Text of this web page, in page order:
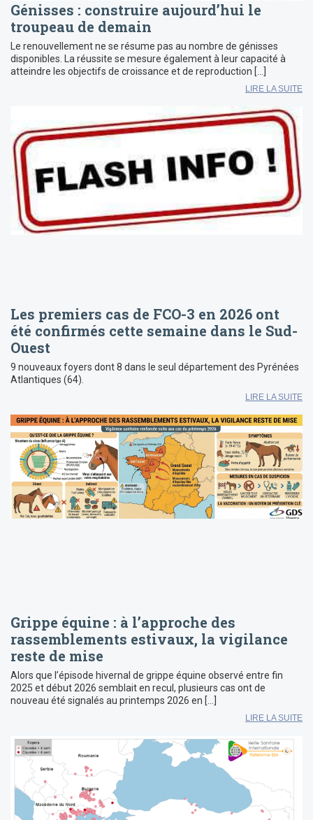
Génisses : construire aujourd’hui le
troupeau de demain
Le renouvellement ne se résume pas au nombre de génisses
disponibles. La réussite se mesure également à leur capacité à
atteindre les objectifs de croissance et de reproduction […]
LIRE LA SUITE
Les premiers cas de FCO-3 en 2026 ont
été confirmés cette semaine dans le Sud-
Ouest
9 nouveaux foyers dont 8 dans le seul département des Pyrénées
Atlantiques (64).
LIRE LA SUITE
Grippe équine : à l’approche des
rassemblements estivaux, la vigilance
reste de mise
Alors que l’épisode hivernal de grippe équine observé entre fin
2025 et début 2026 semblait en recul, plusieurs cas ont de
nouveau été signalés au printemps 2026 en […]
LIRE LA SUITE